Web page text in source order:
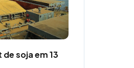
soja em 13